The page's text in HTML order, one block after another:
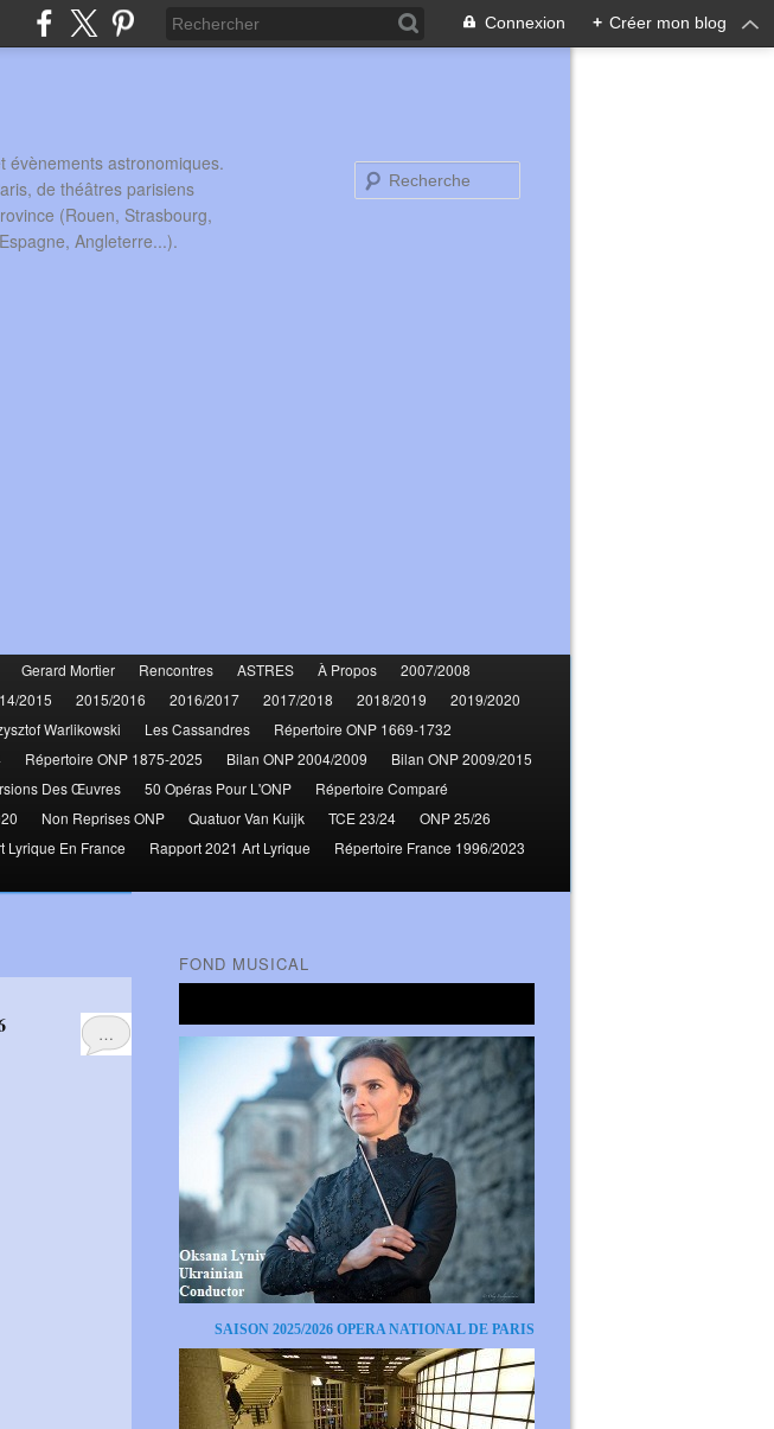
Connexion + Créer mon blog
évènements astronomiques.
de théâtres parisiens
(Rouen, Strasbourg,
Angleterre...).
Gerard Mortier Rencontres ASTRES À Propos
2007/2008
2015 2015/2016 2016/2017 2017/2018 2018/2019
2019/2020
Warlikowski Les Cassandres
Répertoire ONP 1669-1732
Répertoire ONP 1875-2025 Bilan ONP 2004/2009
Bilan ONP 2009/2015
Des Œuvres 50 Opéras Pour L'ONP
Répertoire Comparé
Non Reprises ONP Quatuor Van Kuijk TCE 23/24
ONP 25/26
Lyrique En France Rapport 2021 Art Lyrique
Répertoire France 1996/2023
…
FOND MUSICAL
SAISON 2025/2026 OPERA NATIONAL DE PARIS